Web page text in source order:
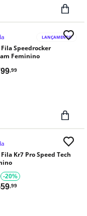
LANÇAMENTO
Speedrocker
Feminino
,99
Kr7 Pro Speed Tech
-20%
,99